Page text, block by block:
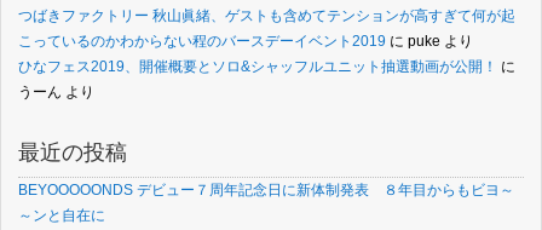
つばきファクトリー 秋山眞緒、ゲストも含めてテンションが高すぎて何が起
こっているのかわからない程のバースデーイベント2019 に puke より
ひなフェス2019、開催概要とソロ&シャッフルユニット抽選動画が公開！
に
うーん より
最近の投稿
BEYOOOOONDS デビュー７周年記念日に新体制発表 ８年目からもビヨ～
～ンと自在に